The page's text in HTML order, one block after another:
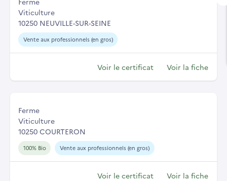
Viticulture
10250 NEUVILLE-SUR-SEINE
Vente aux professionnels (en gros)
Voir le certificat Voir la fiche
Ferme
Viticulture
10250 COURTERON
100% Bio Vente aux professionnels (en gros)
Voir le certificat Voir la fiche